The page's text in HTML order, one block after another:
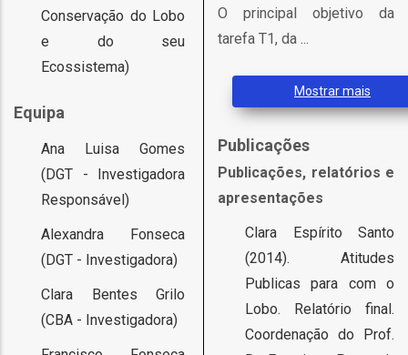
Conservação do Lobo
e do seu
Ecossistema)
Equipa
Ana Luisa Gomes
(DGT - Investigadora
Responsável)
Alexandra Fonseca
(DGT - Investigadora)
Clara Bentes Grilo
(CBA - Investigadora)
O principal objetivo da
tarefa T1, da ...
Mostrar mais
Publicações
Publicações, relatórios e
apresentações
Clara Espírito Santo
(2014). Atitudes
Publicas para com o
Lobo. Relatório final.
Coordenação do Prof.